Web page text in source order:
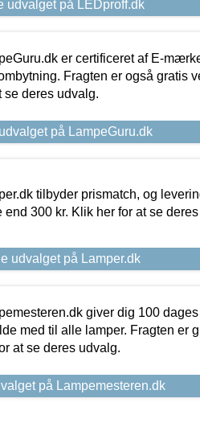
udvalget på LEDproff.dk
er certificeret af E-
Fragten er også gratis
se deres udvalg.
på LampeGuru.dk
tilbyder prismatch, og
end 300 kr. Klik her for at se
udvalget på Lamper.dk
giver dig 100
med til alle lamper. Fragten er
at se deres udvalg.
på Lampemesteren.dk